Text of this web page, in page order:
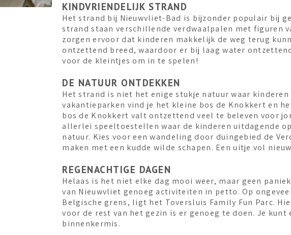
KINDVRIENDELIJK STRAND
Het strand bij Nieuwvliet-Bad is bijzonder populair bij
strand staan verschillende verdwaalpalen met figuren
zorgen ervoor dat kinderen makkelijk de weg terug
ontzettend breed, waardoor er bij laag water
voor de kleintjes om in te spelen!
DE NATUUR ONTDEKKEN
Het strand is niet het enige stukje natuur waar
vakantieparken vind je het kleine bos de Knokkert en
bos de Knokkert valt ontzettend veel te beleven voor
allerlei speeltoestellen waar de kinderen uitdagende
natuur. Kies voor een wandeling door duingebied de
maken met een kudde wilde schapen. Een uitje vol
REGENACHTIGE DAGEN
Helaas is het niet elke dag mooi weer, maar geen
van Nieuwvliet genoeg activiteiten in petto. Op
Belgische grens, ligt het Toversluis Family Fun Parc.
voor de rest van het gezin is er genoeg te doen. Je
binnenkermis.